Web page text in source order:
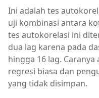
Ini adalah tes
uji kombinasi antara
tes autokorelasi ini
dua lag karena pada
hingga 16 lag.
regresi biasa dan
yang tidak disimpan.